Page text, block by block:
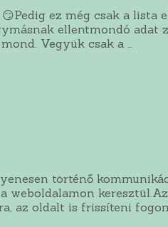
ez még csak a lista
ellentmondó adat
Vegyük csak a …
történő
weboldalamon
az oldalt is frissíteni